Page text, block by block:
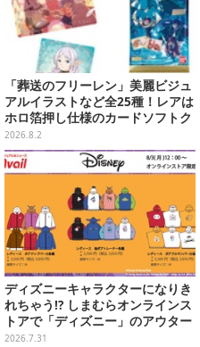
「葬送のフリーレン」美麗ビジュ
アルイラストなど全25種！レアは
ホロ箔押し仕様のカードソフトク
ッキー
2026.8.2
ディズニーキャラクターになりき
れちゃう!? しまむらオンラインス
トアで「ディズニー」のアウター
が8月3日発売
2026.7.31